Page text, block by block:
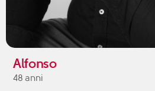
Alfonso
48 anni